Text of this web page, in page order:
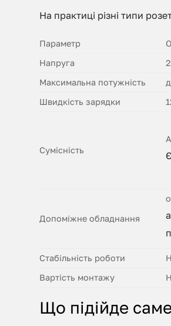
На практиці різні типи
Параметр
Напруга
Максимальна потужність
Швидкість зарядки
Сумісність
Допоміжне обладнання
Стабільність роботи
Вартість монтажу
Що підійде